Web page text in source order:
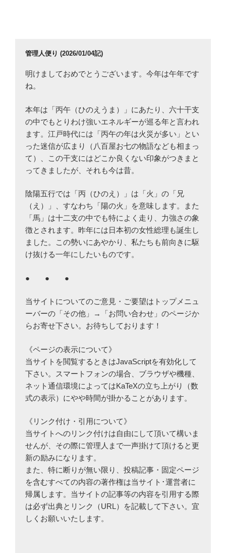
管理人便り (2026/01/04記)
明けましておめでとうございます。今年は午年です
ね。
本年は「丙午（ひのえうま）」にあたり、六十干支
の中でもとりわけ強いエネルギーが巡る年と言われ
ます。江戸時代には「丙午の年は火災が多い」とい
った迷信が広まり（八百屋お七の物語なども相まっ
て）、この干支にはどこか良くない印象がつきまと
ってきましたが、それも今は昔。
陰陽五行では「丙（ひのえ）」は「火」の「兄
（え）」、すなわち「陽の火」を意味します。また
「馬」は十二支の中でも特によく走り、力強さの象
徴とされます。昨年には日本初の女性総理も誕生し
ました。この勢いにあやかり、私たちも前向きに駆
け抜ける一年にしたいものです。
● ● ●
当サイトについてのご意見・ご要望はトップメニュ
ーバーの「その他」→「お問い合わせ」のページか
らお寄せ下さい。お待ちしております！
《ページの表示について》
当サイトを閲覧するときはJavaScriptを有効化して
下さい。スマートフォンの場合、ブラウザや機種、
ネット通信環境によってはKaTeXの立ち上がり（数
式の表示）にやや時間が掛かることがあります。
《リンク付け・引用について》
当サイトへのリンク付けは自由にして頂いて構いま
せんが、その際に管理人まで一声掛けて頂けると更
新の励みになります。
また、特に断りが無い限り、投稿記事・固定ページ
を含むすべての内容の著作権は当サイト･運営者に
帰属します。当サイトの記事等の内容を引用する際
は必ず出典とリンク（URL）を記載して下さい。宜
しくお願いいたします。